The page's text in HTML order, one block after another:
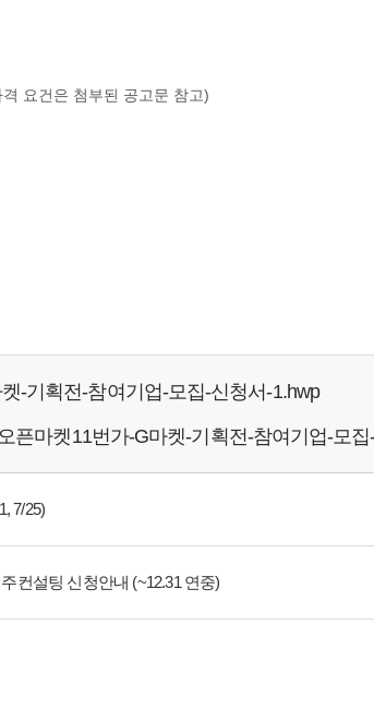
요건은 첨부된 공고문 참고)
-기획전-참여기업-모집-신청서-1.hwp
픈마켓11번가-G마켓-기획전-참여기업-모
7/25)
컨설팅 신청안내 (~12.31 연중)